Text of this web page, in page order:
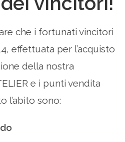
che i fortunati vincitori
effettuata per l’acquisto
della nostra
e i punti vendita
l’abito sono: